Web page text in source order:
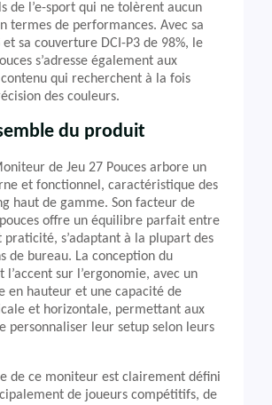
de l’e-sport qui ne tolèrent aucun
termes de performances. Avec sa
et sa couverture DCI-P3 de 98%, le
s’adresse également aux
qui recherchent à la fois
des couleurs.
du produit
de Jeu 27 Pouces arbore un
et fonctionnel, caractéristique des
haut de gamme. Son facteur de
offre un équilibre parfait entre
s’adaptant à la plupart des
de bureau. La conception du
sur l’ergonomie, avec un
en hauteur et une capacité de
et horizontale, permettant aux
personnaliser leur setup selon leurs
de ce moniteur est clairement défini
de joueurs compétitifs, de